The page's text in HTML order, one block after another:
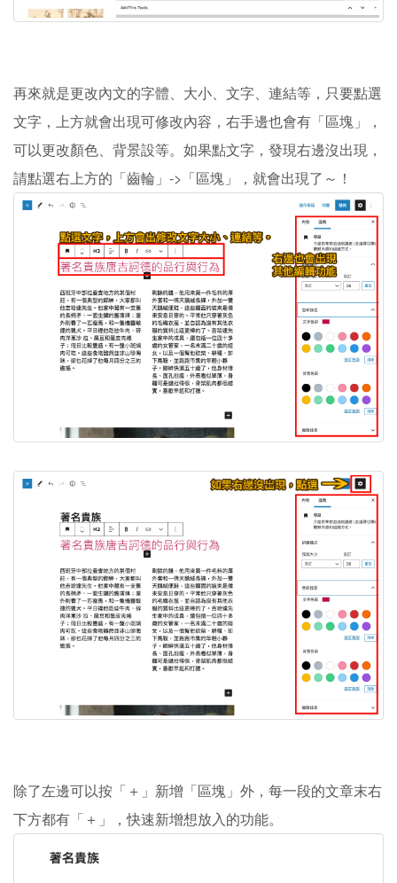
再來就是更改內文的字體、大小、文字、連結等，只要點選
文字，上方就會出現可修改內容，右手邊也會有「區塊」，
可以更改顏色、背景設等。如果點文字，發現右邊沒出現，
請點選右上方的「齒輪」->「區塊」，就會出現了～！
除了左邊可以按「＋」新增「區塊」外，每一段的文章末右
下方都有「＋」，快速新增想放入的功能。